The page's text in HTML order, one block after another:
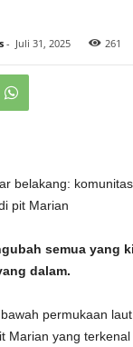
- Juli 31, 2025 261
semua yang
dalam.
permukaan
Marian yang